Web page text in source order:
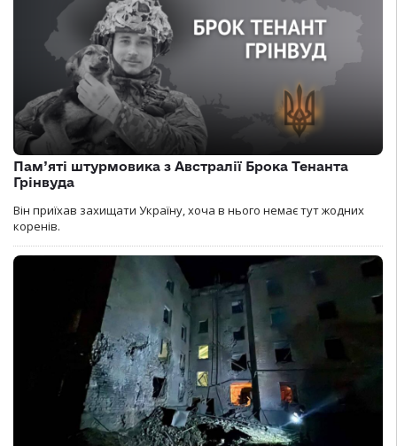
Пам’яті штурмовика з Австралії Брока Тенанта
Грінвуда
Він приїхав захищати Україну, хоча в нього немає тут жодних
коренів.